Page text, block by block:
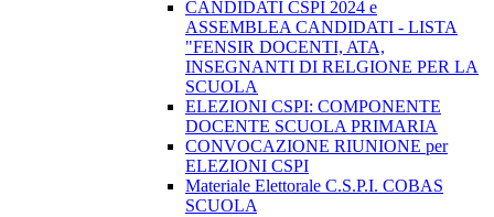
CANDIDATI CSPI 2024 e
ASSEMBLEA CANDIDATI - LISTA
"FENSIR DOCENTI, ATA,
INSEGNANTI DI RELGIONE PER LA
SCUOLA
ELEZIONI CSPI: COMPONENTE
DOCENTE SCUOLA PRIMARIA
CONVOCAZIONE RIUNIONE per
ELEZIONI CSPI
Materiale Elettorale C.S.P.I. COBAS
SCUOLA